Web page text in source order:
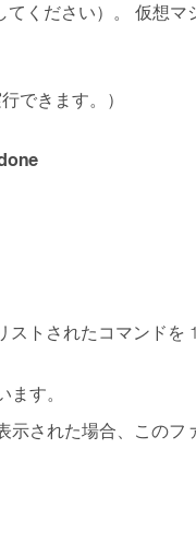
ください）。 仮想マ
できます。）
ストされたコマンドを
ます。
された場合、この